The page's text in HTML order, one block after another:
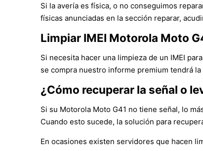
Si la avería es física, o no conseguimos
físicas anunciadas en la sección reparar,
Limpiar IMEI Motorola Moto
Si necesita hacer una limpieza de un IMEI
se compra nuestro informe premium tendrá
¿Cómo recuperar la señal o
Si su Motorola Moto G41 no tiene señal, lo
Cuando esto sucede, la solución para
En ocasiones existen servidores que hacen